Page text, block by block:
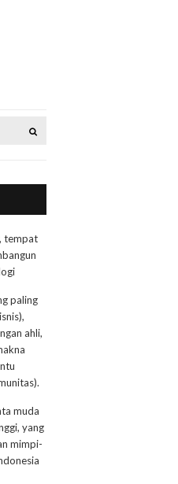
tempat
paling
ahli,
muda
yang
mimpi-